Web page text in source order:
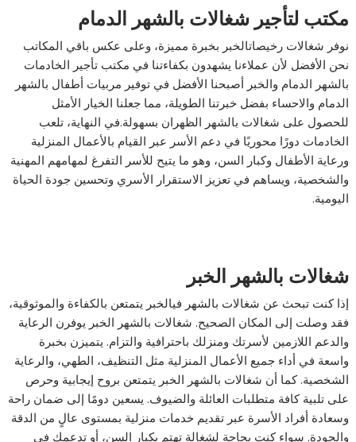
مكتب لتأجير شغالات بالشهر الدمام
نوفر شغالات رخيصاتالخبر بخبرة مميزة، وعلى عكس باقي المكاتب
نحن الأفضل لأن عملاءنا يشهدون بكفاءتنا في مكتب تأجير الخادمات
بالشهر الدمام والخبر أصبحنا الأفضل في توفير مربيات أطفال بالشهر
الدمام والاحساء بفضل خبرتنا الطويلة، مما جعلنا الخيار الأمثل
للحصول على شغالات بالشهر الظهران بسهولة.في النهاية، تلعب
الخادمات دورًا محوريًا في دعم الأسر عبر القيام بالأعمال المنزلية
ورعاية الأطفال وكبار السن، وهو ما يتيح للأسر التفرغ لمهامهم المهنية
والشخصية، ويساهم في تعزيز الاستقرار الأسري وتحسين جودة الحياة
اليومية.
شغالات بالشهر الخبر
إذا كنت تبحث عن شغالات بالشهر فيالخبر يتمتعن بالكفاءة والموثوقية،
فقد وصلت إلى المكان الصحيح. شغالات بالشهر الخبر يوفرن الرعاية
والدعم اللازمين لأسرتك ومنزلك باحترافية والتزام. يتميزن بخبرة
واسعة في أداء جميع الأعمال المنزلية مثل التنظيف، الطهي، والرعاية
الشخصية. كما أن شغالات بالشهر الخبر يتمتعن بروح إيجابية وحرص
على تلبية كافة متطلبات العائلة والضيوف. يسعين دومًا إلى ضمان راحة
وسعادة أفراد الأسرة عبر تقديم خدمات منزلية بمستوى عالٍ من الدقة
والجودة. سواء كنت بحاجة لشغالة تهتم بكبار السن، أو تدعمك في